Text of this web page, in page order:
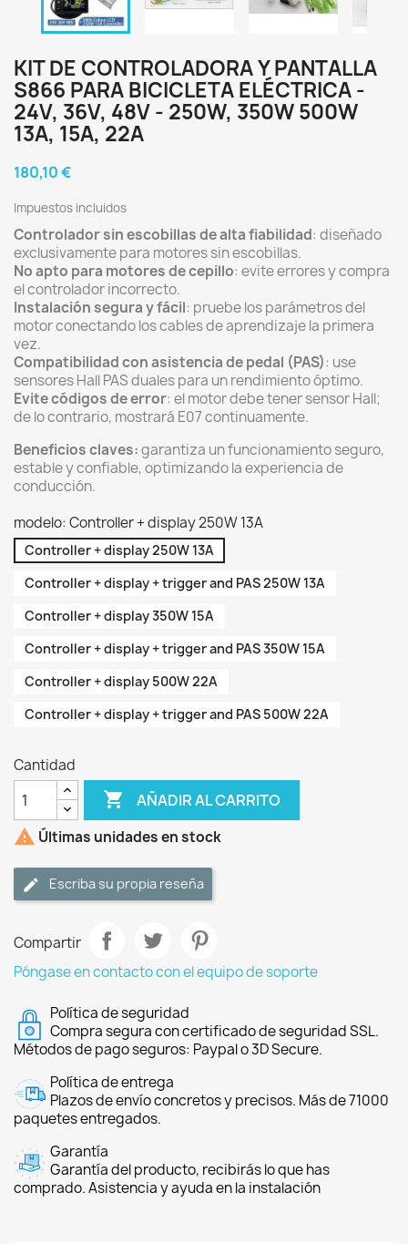
KIT DE CONTROLADORA Y PANTALLA
S866 PARA BICICLETA ELÉCTRICA -
24V, 36V, 48V - 250W, 350W 500W
13A, 15A, 22A
180,10 €
Impuestos incluidos
Controlador sin escobillas de alta fiabilidad: diseñado
exclusivamente para motores sin escobillas.
No apto para motores de cepillo: evite errores y compra
el controlador incorrecto.
Instalación segura y fácil: pruebe los parámetros del
motor conectando los cables de aprendizaje la primera
vez.
Compatibilidad con asistencia de pedal (PAS): use
sensores Hall PAS duales para un rendimiento óptimo.
Evite códigos de error: el motor debe tener sensor Hall;
de lo contrario, mostrará E07 continuamente.
Beneficios claves:garantiza un funcionamiento seguro,
estable y confiable, optimizando la experiencia de
conducción.
modelo: Controller + display 250W 13A
Controller + display 250W 13A
Controller + display + trigger and PAS 250W 13A
Controller + display 350W 15A
Controller + display + trigger and PAS 350W 15A
Controller + display 500W 22A
Controller + display + trigger and PAS 500W 22A
Cantidad
 AÑADIR AL CARRITO
 Últimas unidades en stock
Escriba su propia reseña
Compartir
Póngase en contacto con el equipo de soporte
Política de seguridad
Compra segura con certificado de seguridad SSL.
Métodos de pago seguros: Paypal o 3D Secure.
Política de entrega
Plazos de envío concretos y precisos. Más de 71000
paquetes entregados.
Garantía
Garantía del producto, recibirás lo que has
comprado. Asistencia y ayuda en la instalación